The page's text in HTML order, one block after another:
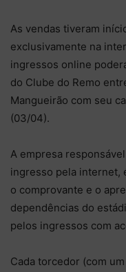
As vendas tiveram
exclusivamente na
ingressos online
do Clube do Remo
Mangueirão com seu
(03/04).
A empresa
ingresso pela internet,
o comprovante e o
dependências do
pelos ingressos com
Cada torcedor (com